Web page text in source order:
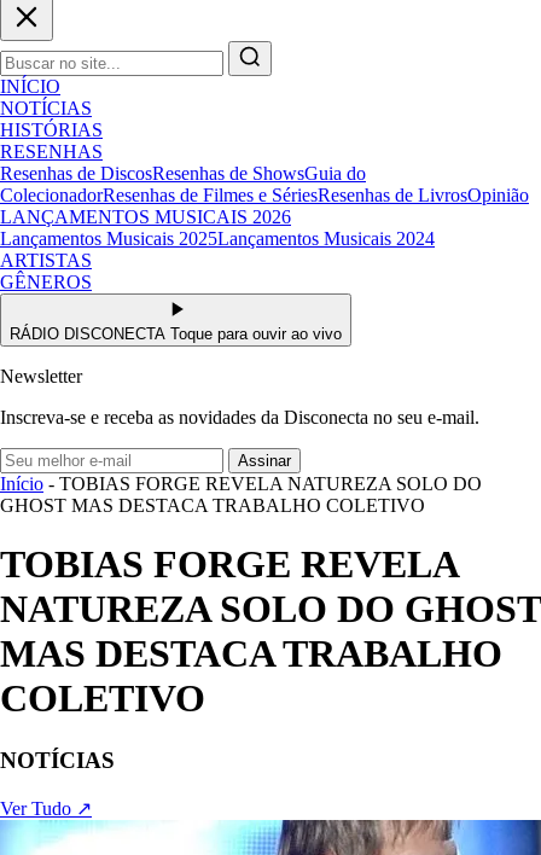
INÍCIO
NOTÍCIAS
HISTÓRIAS
RESENHAS
Resenhas de DiscosResenhas de ShowsGuia do
ColecionadorResenhas de Filmes e SériesResenhas de LivrosOpinião
LANÇAMENTOS MUSICAIS 2026
Lançamentos Musicais 2025Lançamentos Musicais 2024
ARTISTAS
GÊNEROS
RÁDIO DISCONECTA Toque para ouvir ao vivo
Newsletter
Inscreva-se e receba as novidades da Disconecta no seu e-mail.
Assinar
Início - TOBIAS FORGE REVELA NATUREZA SOLO DO
GHOST MAS DESTACA TRABALHO COLETIVO
TOBIAS FORGE REVELA
NATUREZA SOLO DO GHOST
MAS DESTACA TRABALHO
COLETIVO
NOTÍCIAS
Ver Tudo ↗